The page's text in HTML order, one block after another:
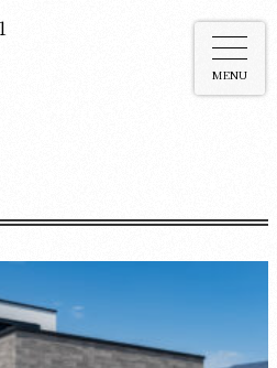
MENU